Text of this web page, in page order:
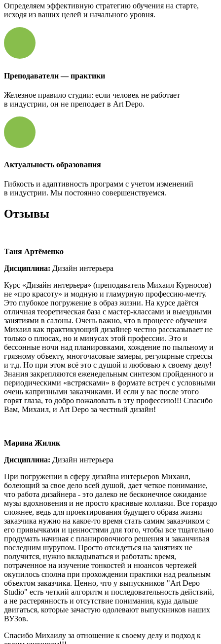
Определяем эффективную стратегию обучения на старте,
исходя из ваших целей и начального уровня.
Преподаватели — практики
Железное правило студии: если человек не работает
в индустрии, он не преподает в Art Depo.
Актуальность образования
Гибкость и адаптивность программ с учетом изменений
в индустрии. Мы постоянно совершенствуемся.
Отзывы
Таня Артёменко
Дисциплина: Дизайн интерьера
Курс «Дизайн интерьера» (преподаватель Михаил Курносов)
не «про красоту» и модную и гламурную профессию-мечту.
Это глубокое погружение в образ жизни. На курсе даётся
отличная теоретическая база с мастер-классами и выездными
занятиями в салоны. Очень важно, что в процессе обучения
Михаил как практикующий дизайнер честно рассказывает не
только о плюсах, но и минусах этой профессии. Это и
бессонные ночи над планировками, хождение по пыльному и
грязному объекту, многочасовые замеры, регулярные стрессы
и т.д. Но при этом всё это с душой и любовью к своему делу!
Знания закрепляются еженедельным синтезом пройденного и
периодическими «встрясками» в формате встреч с условными
очень капризными заказчиками. И если у вас после этого
горят глаза, то добро пожаловать в эту профессию!!! Спасибо
Вам, Михаил, и Art Depo за честный дизайн!
Марина Жилик
Дисциплина: Дизайн интерьера
При погружении в сферу дизайна интерьеров Михаил,
болеющий за свое дело всей душой, дает четкое понимание,
что работа дизайнера - это далеко не бесконечное ожидание
музы вдохновения и не просто красивые коллажи. Все гораздо
сложнее, ведь для проектирования будущего образа жизни
заказчика нужно на какое-то время стать самим заказчиком с
его привычками и ценностями для того, чтобы все тщательно
продумать начиная с планировочного решения и заканчивая
последним шурупом. Просто отсидеться на занятиях не
получится, нужно вкладываться и работать: время,
потраченное на изучение тонкостей и нюансов чертежей
окупилось сполна при прохождении практики над реальным
объектом заказчика. Ценно, что у выпускников "Art Depo
Studio" есть четкий алгоритм и последовательность действий,
а не растерянность и отсутствие понимания, куда дальше
двигаться, которые зачастую одолевают выпускников наших
ВУЗов.
Спасибо Михаилу за отношение к своему делу и подход к